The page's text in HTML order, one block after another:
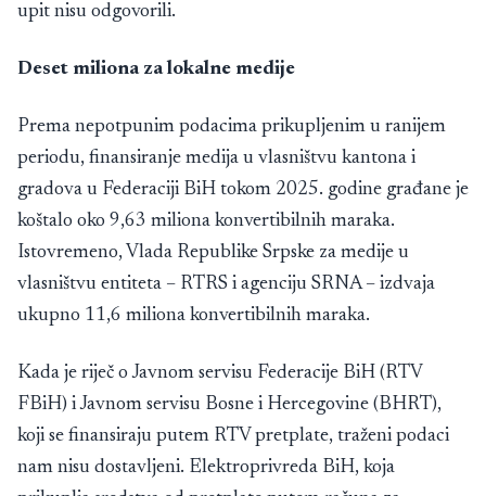
upit nisu odgovorili.
Deset miliona za lokalne medije
Prema nepotpunim podacima prikupljenim u ranijem
periodu, finansiranje medija u vlasništvu kantona i
gradova u Federaciji BiH tokom 2025. godine građane je
koštalo oko 9,63 miliona konvertibilnih maraka.
Istovremeno, Vlada Republike Srpske za medije u
vlasništvu entiteta – RTRS i agenciju SRNA – izdvaja
ukupno 11,6 miliona konvertibilnih maraka.
Kada je riječ o Javnom servisu Federacije BiH (RTV
FBiH) i Javnom servisu Bosne i Hercegovine (BHRT),
koji se finansiraju putem RTV pretplate, traženi podaci
nam nisu dostavljeni. Elektroprivreda BiH, koja